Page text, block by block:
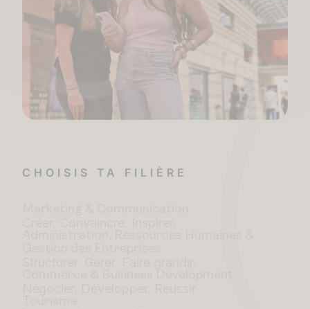
CHOISIS TA FILIÈRE